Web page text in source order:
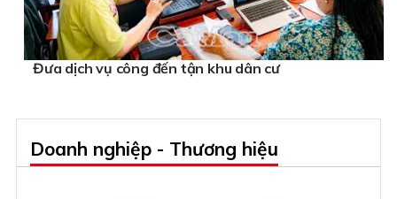
Đưa dịch vụ công đến tận khu dân cư
Doanh nghiệp - Thương hiệu